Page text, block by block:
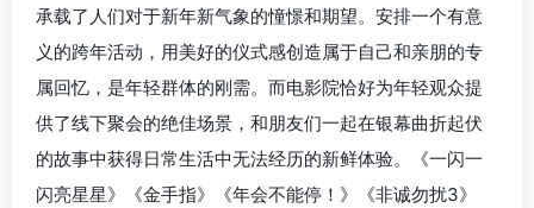
承载了人们对于新年新气象的憧憬和期望。安排一个有意
义的跨年活动，用美好的仪式感创造属于自己和亲朋的专
属回忆，是年轻群体的刚需。而电影院恰好为年轻观众提
供了线下聚会的绝佳场景，和朋友们一起在银幕曲折起伏
的故事中获得日常生活中无法经历的新鲜体验。《一闪一
闪亮星星》《金手指》《年会不能停！》《非诚勿扰3》